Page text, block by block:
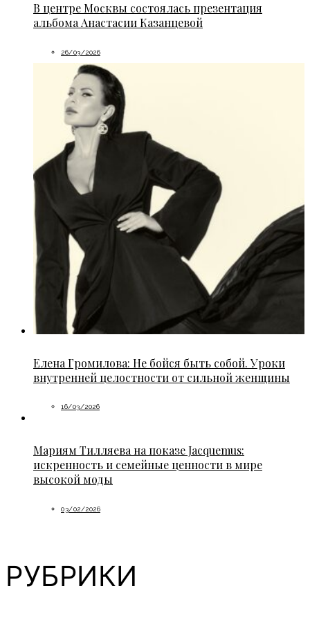
В центре Москвы состоялась презентация
альбома Анастасии Казанцевой
26/03/2026
Елена Громилова: Не бойся быть собой. Уроки
внутренней целостности от сильной женщины
16/03/2026
Мариям Тилляева на показе Jacquemus:
искренность и семейные ценности в мире
высокой моды
03/02/2026
РУБРИКИ